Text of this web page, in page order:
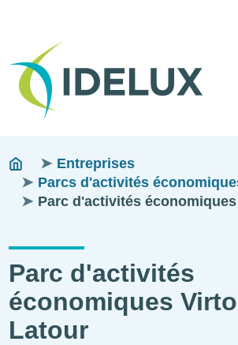
Fils
d'ariane
You
are
here:
Entreprises
Parcs d'activités
Parc d'activités
Parc d'activités
économiques
Latour